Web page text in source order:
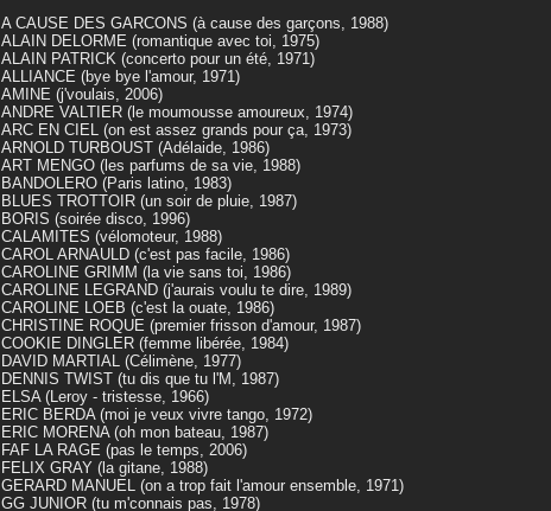
A CAUSE DES GARCONS (à cause des garçons, 1988)
ALAIN DELORME (romantique avec toi, 1975)
ALAIN PATRICK (concerto pour un été, 1971)
ALLIANCE (bye bye l'amour, 1971)
AMINE (j'voulais, 2006)
ANDRE VALTIER (le moumousse amoureux, 1974)
ARC EN CIEL (on est assez grands pour ça, 1973)
ARNOLD TURBOUST (Adélaide, 1986)
ART MENGO (les parfums de sa vie, 1988)
BANDOLERO (Paris latino, 1983)
BLUES TROTTOIR (un soir de pluie, 1987)
BORIS (soirée disco, 1996)
CALAMITES (vélomoteur, 1988)
CAROL ARNAULD (c'est pas facile, 1986)
CAROLINE GRIMM (la vie sans toi, 1986)
CAROLINE LEGRAND (j'aurais voulu te dire, 1989)
CAROLINE LOEB (c'est la ouate, 1986)
CHRISTINE ROQUE (premier frisson d'amour, 1987)
COOKIE DINGLER (femme libérée, 1984)
DAVID MARTIAL (Célimène, 1977)
DENNIS TWIST (tu dis que tu l'M, 1987)
ELSA (Leroy - tristesse, 1966)
ERIC BERDA (moi je veux vivre tango, 1972)
ERIC MORENA (oh mon bateau, 1987)
FAF LA RAGE (pas le temps, 2006)
FELIX GRAY (la gitane, 1988)
GERARD MANUEL (on a trop fait l'amour ensemble, 1971)
GG JUNIOR (tu m'connais pas, 1978)